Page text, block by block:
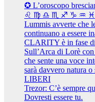
✪ L’oroscopo
♌ ♍ ♎ ♏ ♐ ♑ ♒ ♓
Lummis avverte che
continuano a essere
CLARITY è in fase
Sull’Arca di Lorè
che sente una voce
sarà davvero natura
LIBERI
Trezor: C’è sempre
Dovresti essere tu.